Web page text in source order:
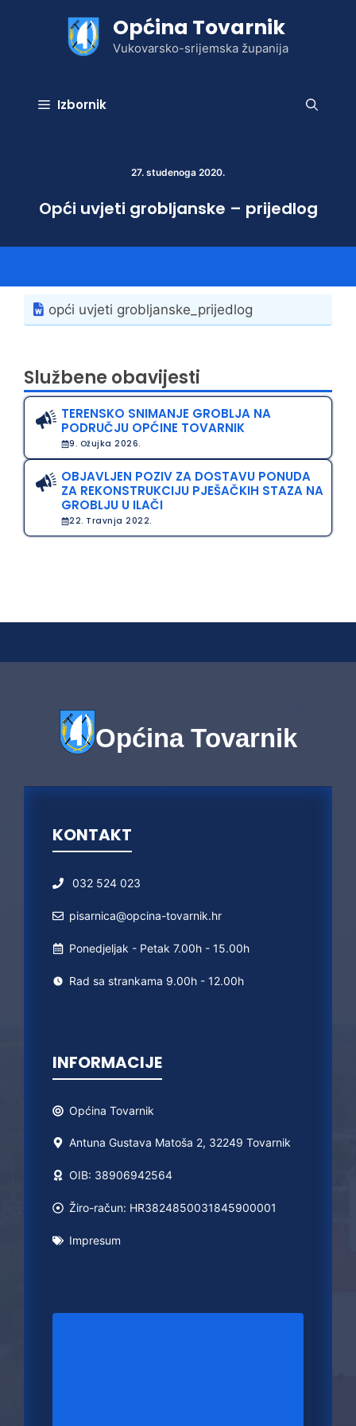
Općina Tovarnik
Vukovarsko-srijemska županija
Izbornik
27. studenoga 2020.
Opći uvjeti grobljanske – prijedlog
opći uvjeti grobljanske_prijedlog
Službene obavijesti
TERENSKO SNIMANJE GROBLJA NA
PODRUČJU OPĆINE TOVARNIK
9. Ožujka 2026.
OBJAVLJEN POZIV ZA DOSTAVU PONUDA
ZA REKONSTRUKCIJU PJEŠAČKIH STAZA NA
GROBLJU U ILAČI
22. Travnja 2022.
Općina Tovarnik
KONTAKT
032 524 023
pisarnica@opcina-tovarnik.hr
Ponedjeljak - Petak 7.00h - 15.00h
Rad sa strankama 9.00h - 12.00h
INFORMACIJE
Općina Tovarnik
Antuna Gustava Matoša 2, 32249 Tovarnik
OIB: 38906942564
Žiro-račun: HR3824850031845900001
Impresum